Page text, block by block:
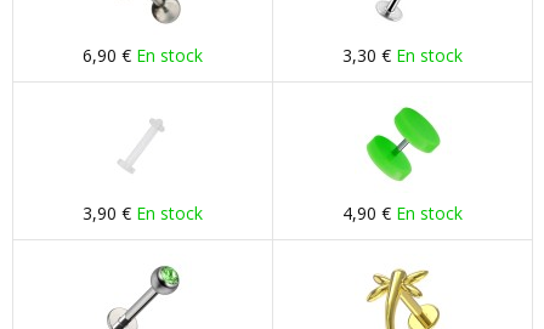
6,90 € En stock 3,30 € En stock
3,90 € En stock 4,90 € En stock